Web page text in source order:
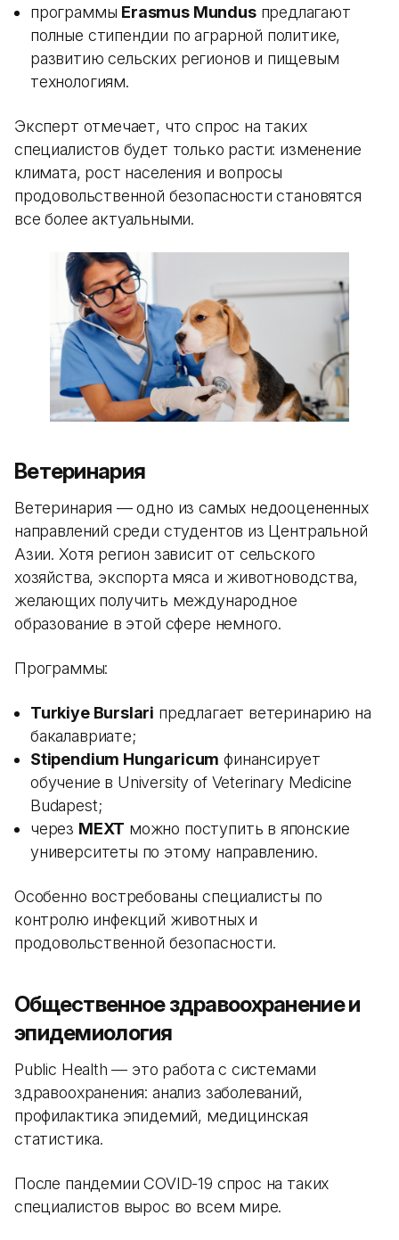
программы Erasmus Mundusпредлагают
полные стипендии по аграрной политике,
развитию сельских регионов и пищевым
технологиям.
Эксперт отмечает, что спрос на таких
специалистов будет только расти: изменение
климата, рост населения и вопросы
продовольственной безопасности становятся
все более актуальными.
Ветеринария
Ветеринария — одно из самых недооцененных
направлений среди студентов из Центральной
Азии. Хотя регион зависит от сельского
хозяйства, экспорта мяса и животноводства,
желающих получить международное
образование в этой сфере немного.
Программы:
Turkiye Burslari предлагает ветеринарию на
бакалавриате;
Stipendium Hungaricum финансирует
обучение в University of Veterinary Medicine
Budapest;
через MEXT можно поступить в японские
университеты по этому направлению.
Особенно востребованы специалисты по
контролю инфекций животных и
продовольственной безопасности.
Общественное здравоохранение и
эпидемиология
Public Health — это работа с системами
здравоохранения: анализ заболеваний,
профилактика эпидемий, медицинская
статистика.
После пандемии COVID-19 спрос на таких
специалистов вырос во всем мире.